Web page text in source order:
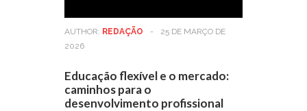
AUTHOR: REDAÇÃO -
25 DE MARÇO DE
2026
Educação flexível e o mercado:
caminhos para o
desenvolvimento profissional